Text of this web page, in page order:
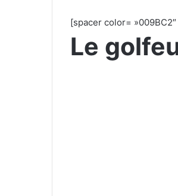
[spacer color=
Le